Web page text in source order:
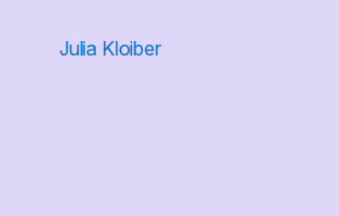
Julia Kloiber